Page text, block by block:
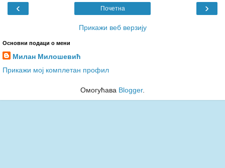
‹ ›
Почетна
Прикажи веб верзију
Основни подаци о мени
Милан Милошевић
Прикажи мој комплетан профил
Омогућава Blogger.